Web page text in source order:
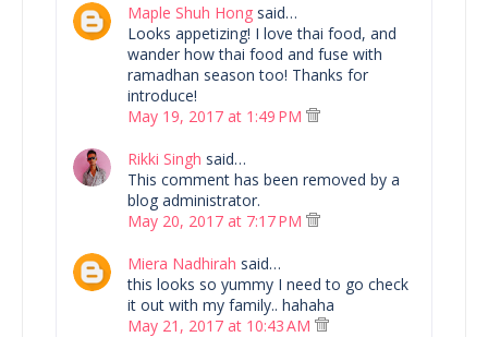
Maple Shuh Hong said…
Looks appetizing! I love thai food, and
wander how thai food and fuse with
ramadhan season too! Thanks for
introduce!
May 19, 2017 at 1:49 PM
Rikki Singh said…
This comment has been removed by a
blog administrator.
May 20, 2017 at 7:17 PM
Miera Nadhirah said…
this looks so yummy I need to go check
it out with my family.. hahaha
May 21, 2017 at 10:43 AM